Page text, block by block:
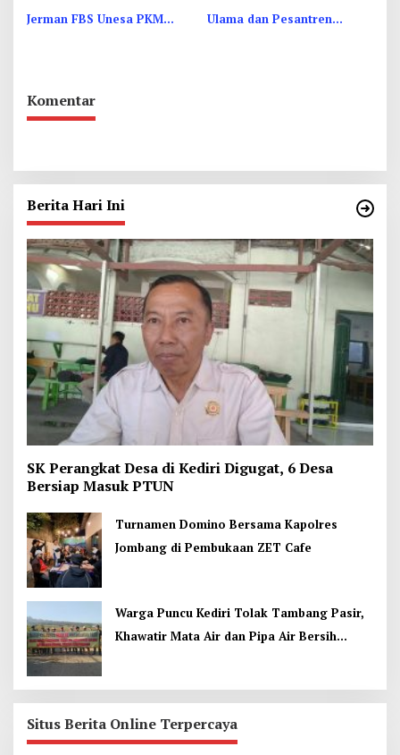
Jerman FBS Unesa PKM
Ulama dan Pesantren
Komentar
Berita Hari Ini
SK Perangkat Desa di Kediri Digugat, 6 Desa
Bersiap Masuk PTUN
Turnamen Domino Bersama Kapolres
Jombang di Pembukaan ZET Cafe
Warga Puncu Kediri Tolak Tambang Pasir,
Khawatir Mata Air dan Pipa Air Bersih
Situs Berita Online Terpercaya